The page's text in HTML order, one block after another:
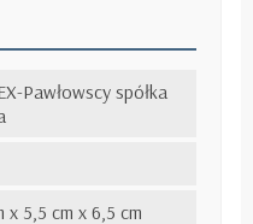
Pawłowscy spółka
x 5,5 cm x 6,5 cm